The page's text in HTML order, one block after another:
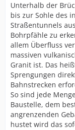
Unterhalb der
bis zur Sohle des
Straßentunnels
Bohrpfähle zu
allem Überfluss
massiven
Granit ist. Das
Sprengungen
Bahnstrecken
So sind jede
Baustelle, dem
angrenzenden
hustet wird das